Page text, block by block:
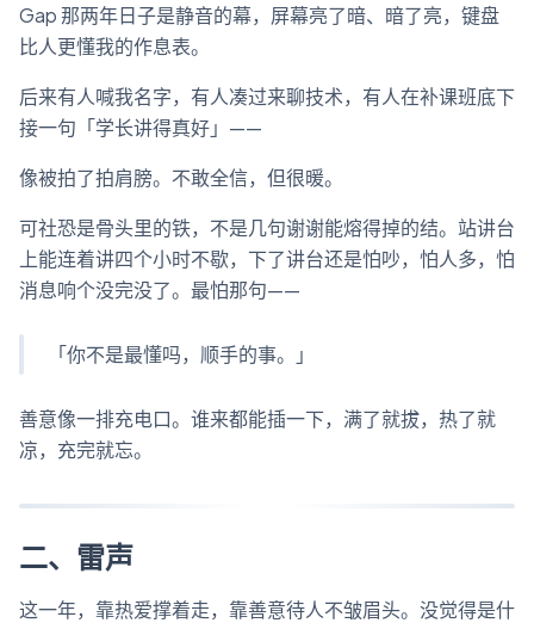
Gap 那两年日子是静音的幕，屏幕亮了暗、暗了亮，键盘
比人更懂我的作息表。
后来有人喊我名字，有人凑过来聊技术，有人在补课班底下
接一句「学长讲得真好」——
像被拍了拍肩膀。不敢全信，但很暖。
可社恐是骨头里的铁，不是几句谢谢能熔得掉的结。站讲台
上能连着讲四个小时不歇，下了讲台还是怕吵，怕人多，怕
消息响个没完没了。最怕那句——
「你不是最懂吗，顺手的事。」
善意像一排充电口。谁来都能插一下，满了就拔，热了就
凉，充完就忘。
二、雷声
这一年，靠热爱撑着走，靠善意待人不皱眉头。没觉得是什